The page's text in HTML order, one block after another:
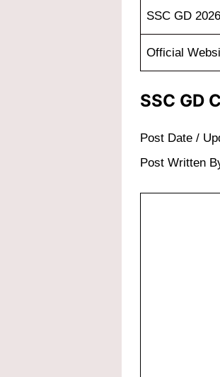
SSC GD
Official
SSC GD
Post Date /
Post Written